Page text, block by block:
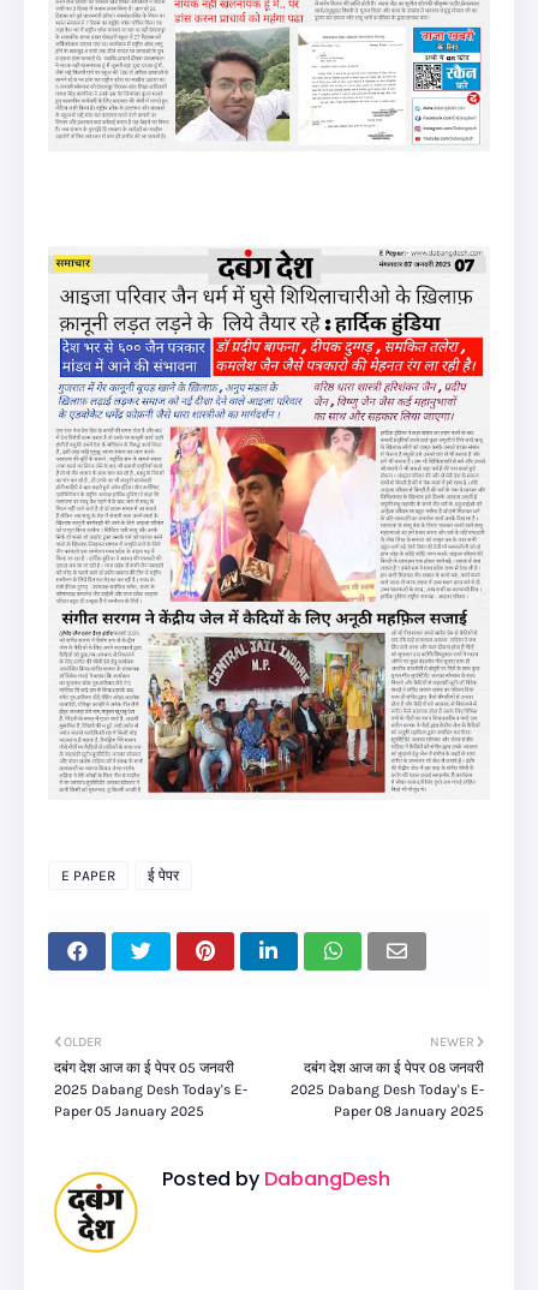
E PAPER ई पेपर
NEWER
दबंग देश आज का ई पेपर 08 जनवरी
2025 Dabang Desh Today's E-
Paper 08 January 2025
OLDER
दबंग देश आज का ई पेपर 05 जनवरी
2025 Dabang Desh Today's E-
Paper 05 January 2025
Posted by DabangDesh